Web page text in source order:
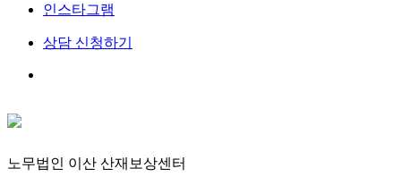
인스타그램
상담 신청하기
노무법인 이산 산재보상센터